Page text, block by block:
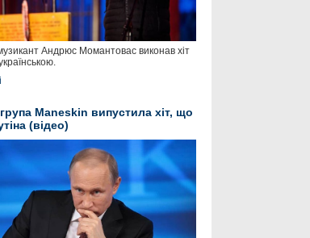
Андрюс Момантовас виконав хіт
група Maneskin випустила хіт, що
(відео)